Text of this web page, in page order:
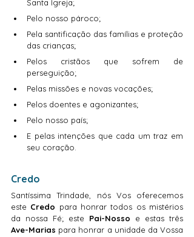
Santa Igreja;
Pelo nosso pároco;
Pela santificação das famílias e proteção
das crianças;
Pelos cristãos que sofrem de
perseguição;
Pelas missões e novas vocações;
Pelos doentes e agonizantes;
Pelo nosso país;
E pelas intenções que cada um traz em
seu coração.
Credo
Santíssima Trindade, ​nós Vos oferecemos
este Credo para honrar todos os mistérios
da nossa Fé; este Pai-Nosso
Ave-Marias para honrar a unidade da Vossa